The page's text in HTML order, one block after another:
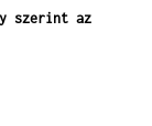
szerint az